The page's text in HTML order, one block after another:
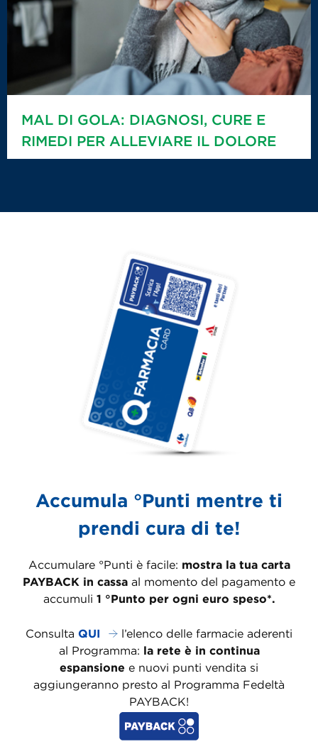
MAL DI GOLA: DIAGNOSI, CURE E
RIMEDI PER ALLEVIARE IL DOLORE
Accumula °Punti mentre ti
prendi cura di te!
Accumulare °Punti è facile: mostra la tua carta
PAYBACK in cassa al momento del pagamento e
accumuli 1 °Punto per ogni euro speso*.
Consulta QUI
l’elenco delle farmacie aderenti
al Programma: la rete è in continua
espansione e nuovi punti vendita si
aggiungeranno presto al Programma Fedeltà
PAYBACK!